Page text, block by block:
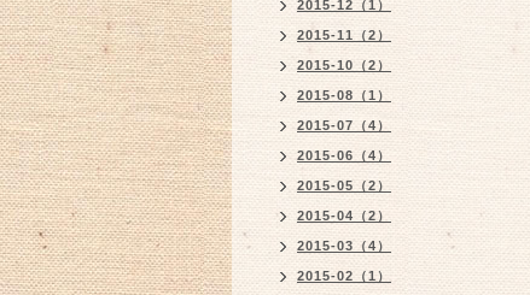
2015-12（1）
2015-11（2）
2015-10（2）
2015-08（1）
2015-07（4）
2015-06（4）
2015-05（2）
2015-04（2）
2015-03（4）
2015-02（1）